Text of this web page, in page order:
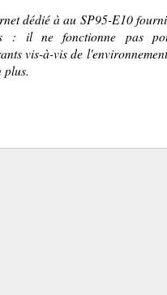
dédié à au SP95-E10
: il ne fonctionne pas
vis-à-vis de
plus.